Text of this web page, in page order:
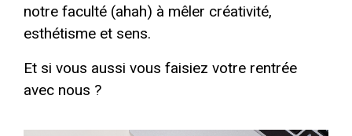
notre faculté (ahah) à mêler créativité,
esthétisme et sens.
Et si vous aussi vous faisiez votre rentrée
avec nous ?